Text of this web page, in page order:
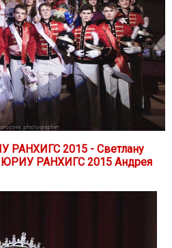
РАНХИГС 2015 - Светлану
ЮРИУ РАНХИГС 2015 Андрея